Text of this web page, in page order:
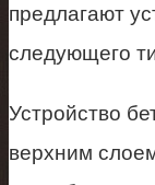
предлагают
следующего
Устройство
верхним